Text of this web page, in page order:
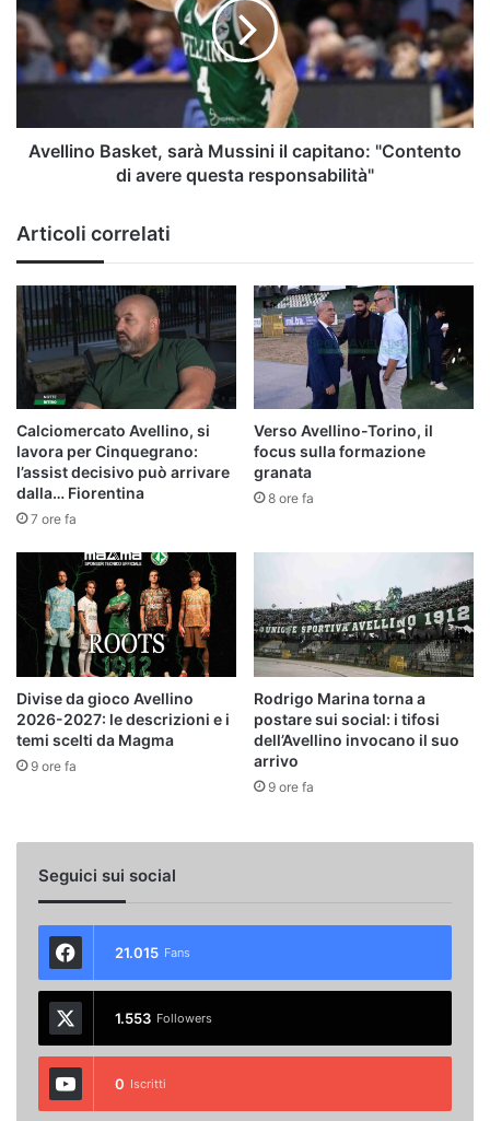
Mussini
il
capitano:
"Contento
avere
questa
Avellino Basket, sarà Mussini il capitano: "Contento
di avere questa responsabilità"
Articoli correlati
Calciomercato Avellino, si
lavora per Cinquegrano:
l’assist decisivo può arrivare
dalla… Fiorentina
7 ore fa
Verso Avellino-Torino, il
focus sulla formazione
granata
8 ore fa
Divise da gioco Avellino
2026-2027: le descrizioni e i
temi scelti da Magma
9 ore fa
Rodrigo Marina torna a
postare sui social: i tifosi
dell’Avellino invocano il suo
arrivo
9 ore fa
Seguici sui social
21.015 Fans
1.553 Followers
0 Iscritti